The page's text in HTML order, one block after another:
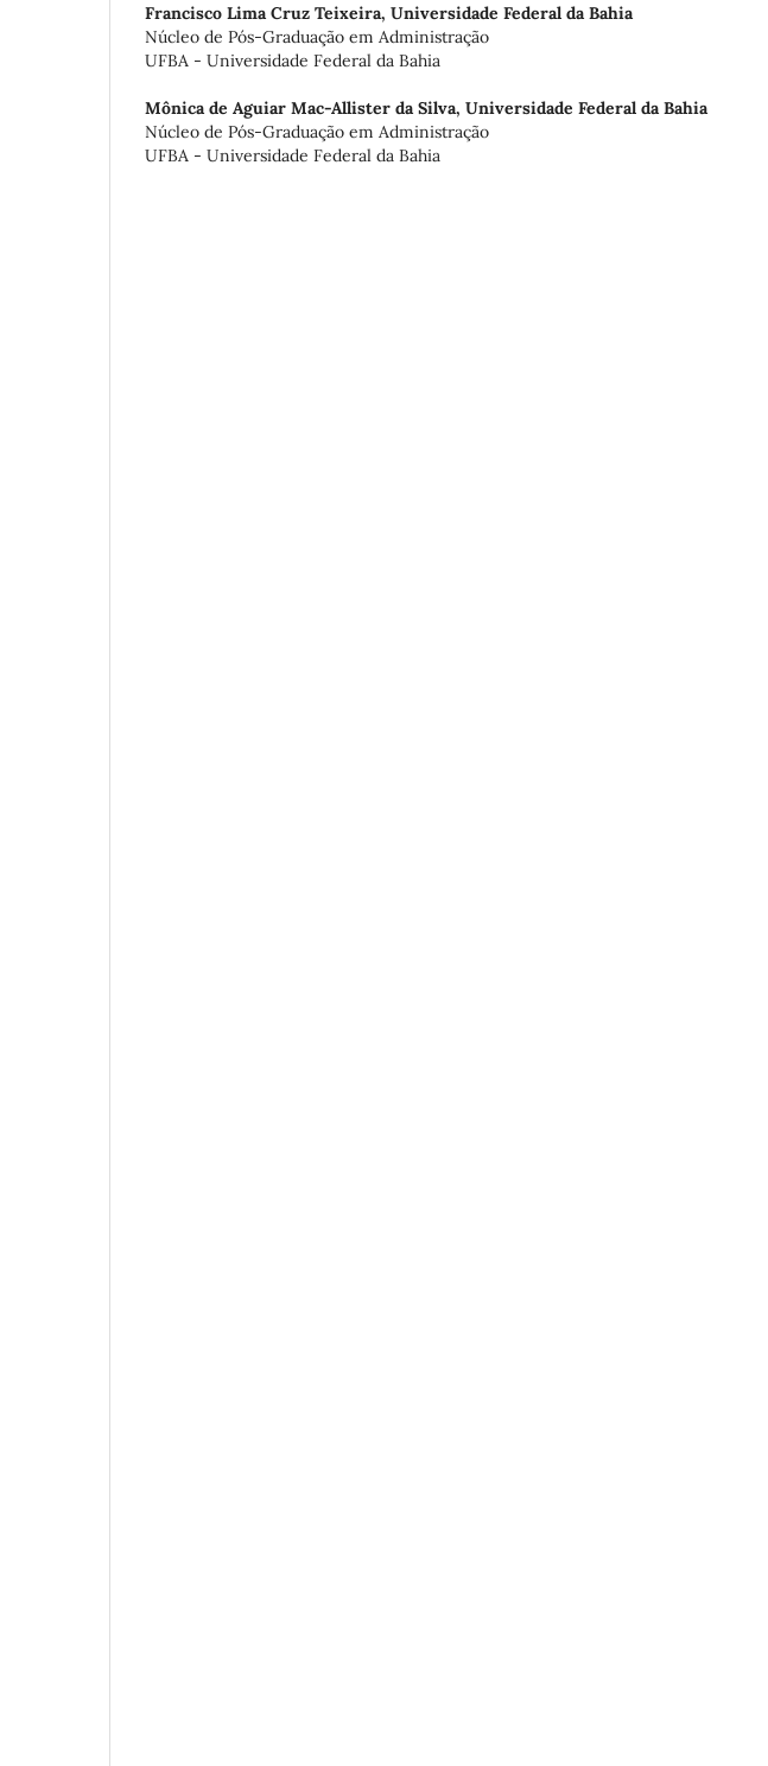
Francisco Lima Cruz Teixeira, Universidade Federal da Bahia
Núcleo de Pós-Graduação em Administração
UFBA - Universidade Federal da Bahia
Mônica de Aguiar Mac-Allister da Silva, Universidade Federal da Bahia
Núcleo de Pós-Graduação em Administração
UFBA - Universidade Federal da Bahia